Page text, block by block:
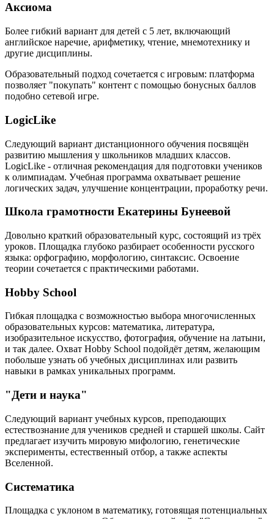
Аксиома
Более гибкий вариант для детей с 5 лет, включающий
английское наречие, арифметику, чтение, мнемотехнику и
другие дисциплины.
Образовательный подход сочетается с игровым: платформа
позволяет "покупать" контент с помощью бонусных баллов
подобно сетевой игре.
LogicLike
Следующий вариант дистанционного обучения посвящён
развитию мышления у школьников младших классов.
LogicLike - отличная рекомендация для подготовки учеников
к олимпиадам. Учебная программа охватывает решение
логических задач, улучшение концентрации, проработку речи.
Школа грамотности Екатерины Бунеевой
Довольно краткий образовательный курс, состоящий из трёх
уроков. Площадка глубоко разбирает особенности русского
языка: орфографию, морфологию, синтаксис. Освоение
теории сочетается с практическими работами.
Hobby School
Гибкая площадка с возможностью выбора многочисленных
образовательных курсов: математика, литература,
изобразительное искусство, фотография, обучение на латыни,
и так далее. Охват Hobby School подойдёт детям, желающим
побольше узнать об учебных дисциплинах или развить
навыки в рамках уникальных программ.
"Дети и наука"
Следующий вариант учебных курсов, преподающих
естествознание для учеников средней и старшей школы. Сайт
предлагает изучить мировую мифологию, генетические
эксперименты, естественный отбор, а также аспекты
Вселенной.
Систематика
Площадка с уклоном в математику, готовящая потенциальных